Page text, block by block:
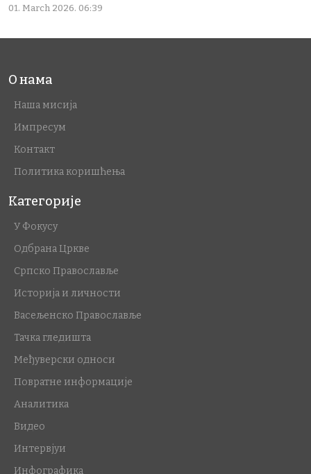
01. March 2026. 06:39
О нама
Наша мисија
Импресум
Контакт
Политика коришћења
Категорије
У Фокусу
Одбрана Цркве
Српско Православље
Историја и личности
Васељенско Православље
Тачка гледишта
Међуверски односи
Повратне информације
Аналитика
Видео
Интервјуи
Инфографика